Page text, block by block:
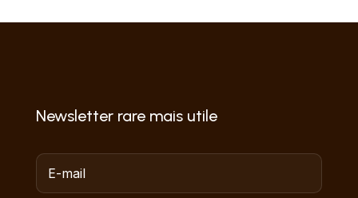
Newsletter rare mais utile